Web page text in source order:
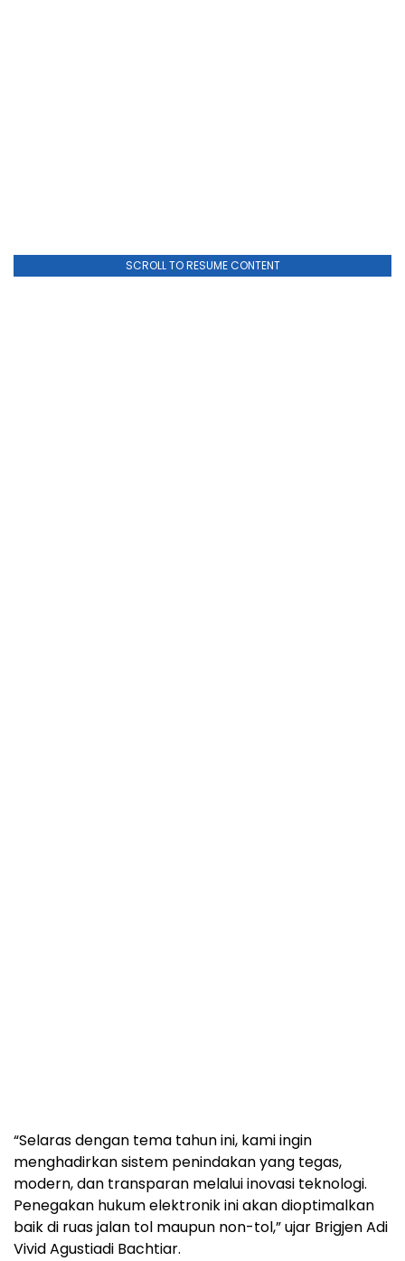
SCROLL TO RESUME CONTENT
“Selaras dengan tema tahun ini, kami ingin
menghadirkan sistem penindakan yang tegas,
modern, dan transparan melalui inovasi teknologi.
Penegakan hukum elektronik ini akan dioptimalkan
baik di ruas jalan tol maupun non-tol,” ujar Brigjen Adi
Vivid Agustiadi Bachtiar.